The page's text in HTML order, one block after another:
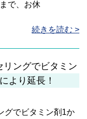
で、お休
続きを読む >
リングでビタミン
より延長！
グでビタミン剤1か